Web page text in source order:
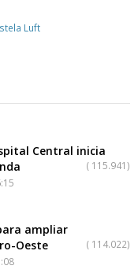
Luft
Central inicia
( 115.941)
ampliar
Oeste
( 114.022)